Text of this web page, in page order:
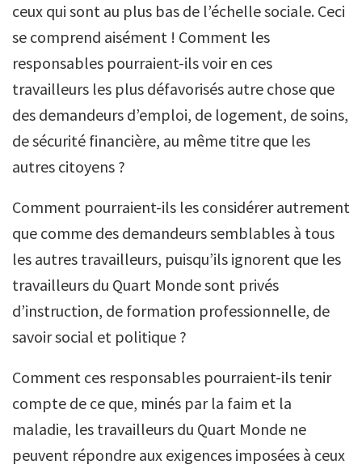
ceux qui sont au plus bas de l’échelle sociale. Ceci
se comprend aisément ! Comment les
responsables pourraient-ils voir en ces
travailleurs les plus défavorisés autre chose que
des demandeurs d’emploi, de logement, de soins,
de sécurité financière, au même titre que les
autres citoyens ?
Comment pourraient-ils les considérer autrement
que comme des demandeurs semblables à tous
les autres travailleurs, puisqu’ils ignorent que les
travailleurs du Quart Monde sont privés
d’instruction, de formation professionnelle, de
savoir social et politique ?
Comment ces responsables pourraient-ils tenir
compte de ce que, minés par la faim et la
maladie, les travailleurs du Quart Monde ne
peuvent répondre aux exigences imposées à ceux